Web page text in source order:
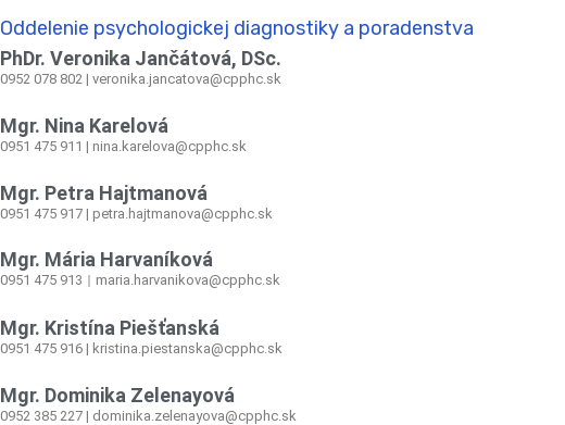
Oddelenie psychologickej diagnostiky a poradenstva
PhDr. Veronika Jančátová, DSc.
0952 078 802 | veronika.jancatova@cpphc.sk
Mgr. Nina Karelová
0951 475 911 | nina.karelova@cpphc.sk
Mgr. Petra Hajtmanová
0951 475 917 | petra.hajtmanova@cpphc.sk
Mgr. Mária Harvaníková
0951 475 913 maria.harvanikova@cpphc.sk
Mgr. Kristína Piešťanská
0951 475 916 | kristina.piestanska@cpphc.sk
Mgr. Dominika Zelenayová
0952 385 227 | dominika.zelenayova@cpphc.sk